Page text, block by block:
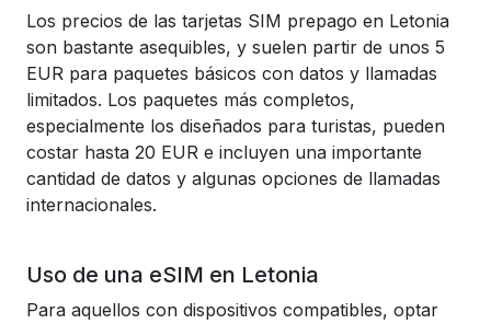
Los precios de las tarjetas SIM prepago en Letonia
son bastante asequibles, y suelen partir de unos 5
EUR para paquetes básicos con datos y llamadas
limitados. Los paquetes más completos,
especialmente los diseñados para turistas, pueden
costar hasta 20 EUR e incluyen una importante
cantidad de datos y algunas opciones de llamadas
internacionales.
Uso de una eSIM en Letonia
Para aquellos con dispositivos compatibles, optar